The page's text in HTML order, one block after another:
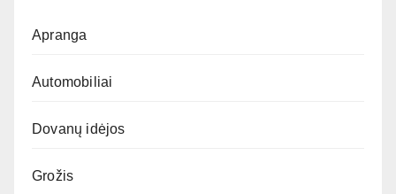
Apranga
Automobiliai
Dovanų idėjos
Grožis